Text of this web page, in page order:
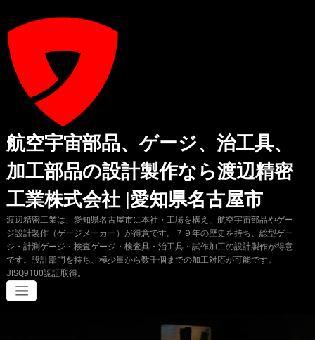
テ
航空宇宙部品、ゲージ、治工具、
加工部品の設計製作なら渡辺精密
工業株式会社 |愛知県名古屋市
渡辺精密工業は、愛知県名古屋市に本社・工場を構え、航空宇宙部品やゲー
ジ設計製作（ゲージメーカー）が得意です。７９年の歴史を持ち、総型ゲー
ジ・計測ゲージ・検査ゲージ・検査具・治工具・試作加工の設計製作が得意
です。設計部門を持ち、極少量から数千個までの加工対応が可能です。
JISQ9100認証取得。